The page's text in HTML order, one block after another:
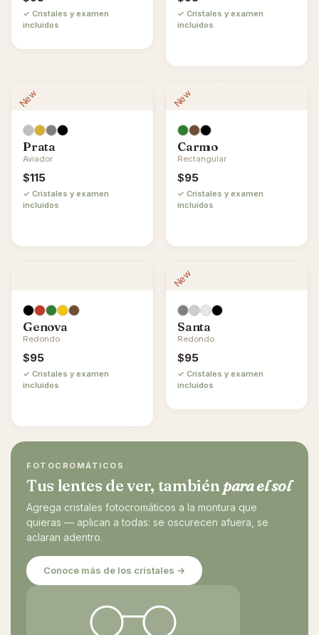
✓ Cristales y examen
incluidos
✓ Cristales y examen
incluidos
New
Prata
Aviador
$115
✓ Cristales y examen
incluidos
New
Carmo
Rectangular
$95
✓ Cristales y examen
incluidos
Genova
Redondo
$95
✓ Cristales y examen
incluidos
New
Santa
Redondo
$95
✓ Cristales y examen
incluidos
FOTOCROMÁTICOS
Tus lentes de ver, también para el sol
Agrega cristales fotocromáticos a la montura que
quieras — aplican a todas: se oscurecen afuera, se
aclaran adentro.
Conoce más de los cristales →